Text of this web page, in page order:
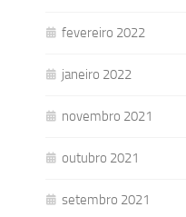
fevereiro 2022
janeiro 2022
novembro 2021
outubro 2021
setembro 2021